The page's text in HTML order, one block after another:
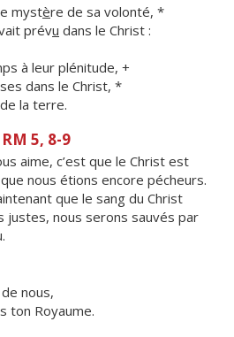
mystère de sa volonté, *
prévu dans le Christ :
à leur plénitude, +
ses dans le Christ, *
la terre.
RM 5, 8-9
aime, c’est que le Christ est
nous étions encore pécheurs.
que le sang du Christ
justes, nous serons sauvés par
nous,
ton Royaume.